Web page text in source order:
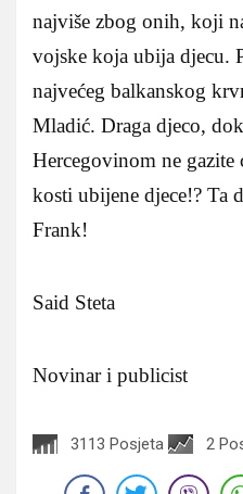
najviše zbog onih, koji
vojske koja ubija djecu.
najvećeg balkanskog
Mladić. Draga djeco,
Hercegovinom ne gazite
kosti ubijene djece!? Ta
Frank!
Said Steta
Novinar i publicist
3113 Posjeta 2